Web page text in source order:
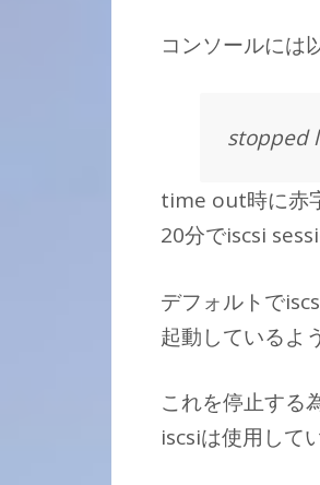
コンソールには
stopped
time out時に赤
20分でiscsi
デフォルトで
起動しているよ
これを停止する
iscsiは使用して